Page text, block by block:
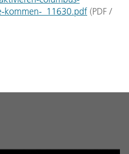
kommen-_11630.pdf (PDF /